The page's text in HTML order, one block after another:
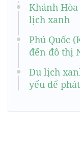
Khánh
lịch xanh
Phú Quốc
đến đô thị
Du lịch
yếu để